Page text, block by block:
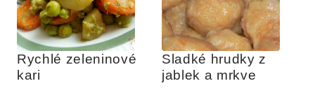
Rychlé zeleninové
kari
Sladké hrudky z
jablek a mrkve